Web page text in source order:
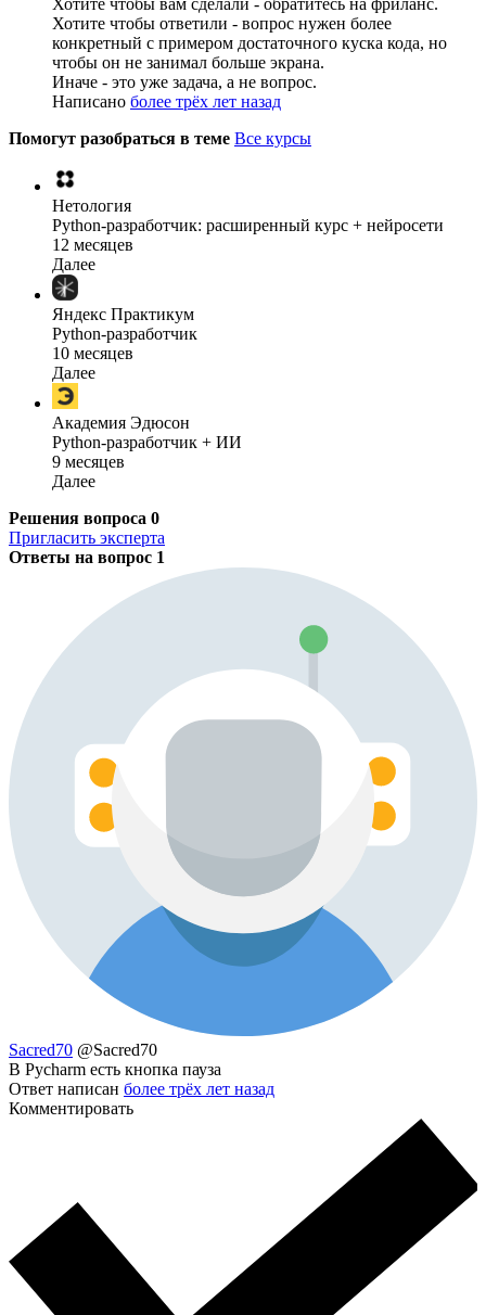
Хотите чтобы вам сделали - обратитесь на фриланс.
Хотите чтобы ответили - вопрос нужен более
конкретный с примером достаточного куска кода, но
чтобы он не занимал больше экрана.
Иначе - это уже задача, а не вопрос.
Написано более трёх лет назад
Помогут разобраться в теме Все курсы
Нетология
Python-разработчик: расширенный курс + нейросети
12 месяцев
Далее
Яндекс Практикум
Python-разработчик
10 месяцев
Далее
Академия Эдюсон
Python-разработчик + ИИ
9 месяцев
Далее
Решения вопроса 0
Пригласить эксперта
Ответы на вопрос 1
Sacred70 @Sacred70
В Pycharm есть кнопка пауза
Ответ написан более трёх лет назад
Комментировать